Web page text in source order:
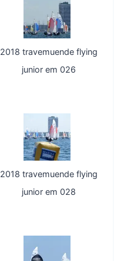
2018 travemuende flying
junior em 026
2018 travemuende flying
junior em 028